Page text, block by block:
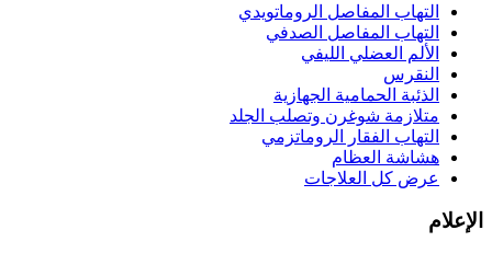
التهاب المفاصل الروماتويدي
التهاب المفاصل الصدفي
الألم العضلي الليفي
النقرس
الذئبة الحمامية الجهازية
متلازمة شوغرن وتصلب الجلد
التهاب الفقار الروماتزمي
هشاشة العظام
عرض كل العلاجات
الإعلام